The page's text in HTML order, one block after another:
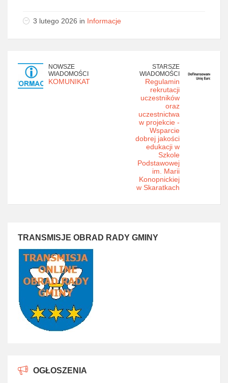
3 lutego 2026 in Informacje
NOWSZE
WIADOMOŚCI
KOMUNIKAT
STARSZE
WIADOMOŚCI
Regulamin
rekrutacji
uczestników
oraz
uczestnictwa
w projekcie -
Wsparcie
dobrej jakości
edukacji w
Szkole
Podstawowej
im. Marii
Konopnickiej
w Skaratkach
TRANSMISJE OBRAD RADY GMINY
OGŁOSZENIA